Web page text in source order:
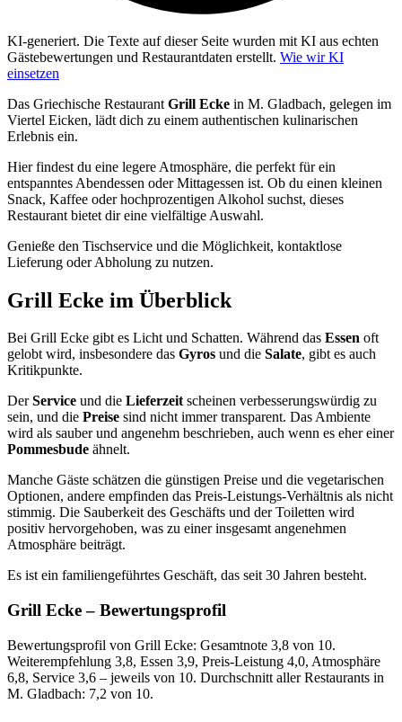
KI-generiert. Die Texte auf dieser Seite wurden mit KI aus echten
Gästebewertungen und Restaurantdaten erstellt. Wie wir KI
einsetzen
Das Griechische Restaurant Grill Ecke in M. Gladbach, gelegen im
Viertel Eicken, lädt dich zu einem authentischen kulinarischen
Erlebnis ein.
Hier findest du eine legere Atmosphäre, die perfekt für ein
entspanntes Abendessen oder Mittagessen ist. Ob du einen kleinen
Snack, Kaffee oder hochprozentigen Alkohol suchst, dieses
Restaurant bietet dir eine vielfältige Auswahl.
Genieße den Tischservice und die Möglichkeit, kontaktlose
Lieferung oder Abholung zu nutzen.
Grill Ecke im Überblick
Bei Grill Ecke gibt es Licht und Schatten. Während das Essen oft
gelobt wird, insbesondere das Gyros und die Salate, gibt es auch
Kritikpunkte.
DerService und die Lieferzeitscheinen verbesserungswürdig zu
sein, und die Preise sind nicht immer transparent. Das Ambiente
wird als sauber und angenehm beschrieben, auch wenn es eher einer
Pommesbude ähnelt.
Manche Gäste schätzen die günstigen Preise und die vegetarischen
Optionen, andere empfinden das Preis-Leistungs-Verhältnis als nicht
stimmig. Die Sauberkeit des Geschäfts und der Toiletten wird
positiv hervorgehoben, was zu einer insgesamt angenehmen
Atmosphäre beiträgt.
Es ist ein familiengeführtes Geschäft, das seit 30 Jahren besteht.
Grill Ecke– Bewertungsprofil
Bewertungsprofil von Grill Ecke: Gesamtnote 3,8 von 10.
Weiterempfehlung 3,8, Essen 3,9, Preis-Leistung 4,0, Atmosphäre
6,8, Service 3,6 – jeweils von 10. Durchschnitt aller Restaurants in
M. Gladbach: 7,2 von 10.